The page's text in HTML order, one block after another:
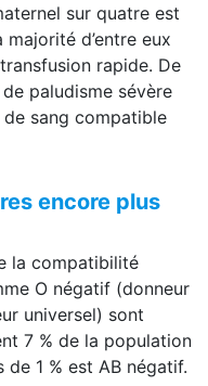
sur quatre est
d’entre eux
rapide. De
paludisme sévère
de sang compatible
encore plus
la compatibilité
O négatif (donneur
universel) sont
7 % de la population
1 % est AB négatif.